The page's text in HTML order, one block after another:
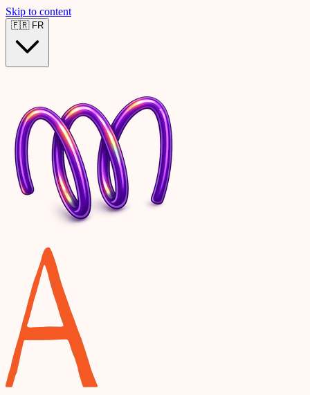
Skip to content
🇫🇷 FR